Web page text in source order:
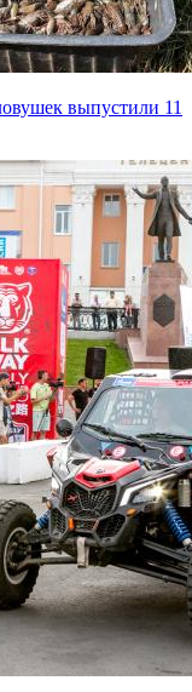
выпустили 11